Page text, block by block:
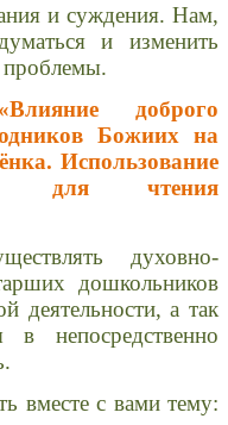
и суждения. Нам,
и изменить
доброго
Божиих на
Использование
для чтения
духовно-
дошкольников
деятельности, а так
непосредственно
вместе с вами тему: